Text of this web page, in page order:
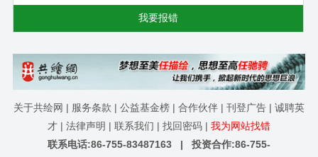
我要报错
关于共绘网 | 服务条款 | 公益基金榜 | 合作伙伴 | 刊登广告 | 诚聘英
才 | 法律声明 | 联系我们 | 找回密码 | 我为网站找错
联系电话:86-755-83487163 | 投资合作:86-755-